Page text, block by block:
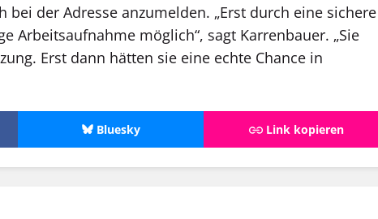
bei der Adresse anzumelden. „Erst durch eine sichere
Arbeitsaufnahme möglich“, sagt Karrenbauer. „Sie
Erst dann hätten sie eine echte Chance in
Bluesky Link kopieren